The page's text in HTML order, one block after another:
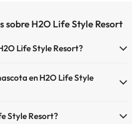
sobre H2O Life Style Resort
Life Style Resort?
en H2O Life Style
las condiciones.
Style Resort?